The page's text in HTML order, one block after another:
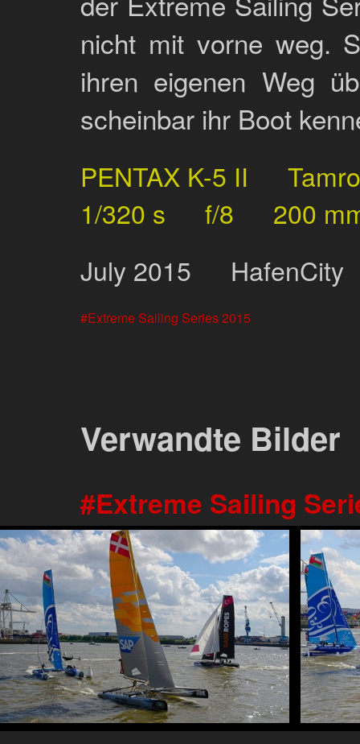
nicht mit vorne weg.
ihren eigenen Weg
scheinbar ihr Boot
PENTAX K-5 II
1/320 s
f/8
200
July 2015 HafenCity
Extreme Sailing Series 2015
Verwandte Bilder
Extreme Sailing